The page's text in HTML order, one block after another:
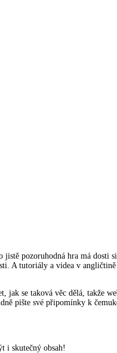
pozoruhodná hra má dosti
A tutoriály a videa v angličtině
jak se taková věc dělá, takže
pište své připomínky k
i skutečný obsah!